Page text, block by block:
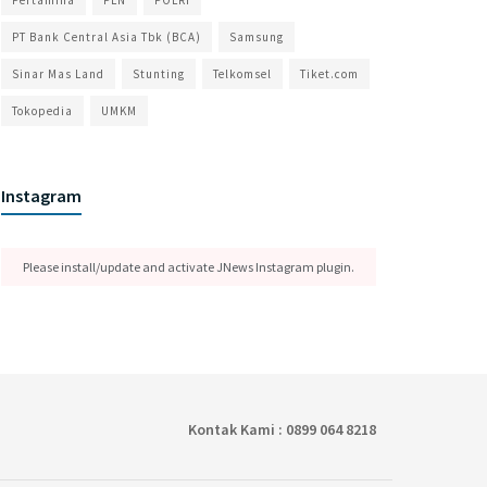
PT Bank Central Asia Tbk (BCA) Samsung
Sinar Mas Land Stunting Telkomsel Tiket.com
Tokopedia UMKM
Instagram
Please install/update and activate JNews Instagram plugin.
Kontak Kami : 0899 064 8218